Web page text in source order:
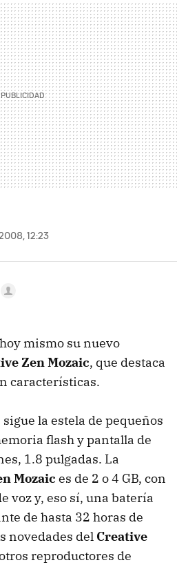
12:23
mismo su nuevo
Zen Mozaic, que destaca
características.
la estela de pequeños
flash y pantalla de
1.8 pulgadas. La
Mozaic es de 2 o 4 GB, con
voz y, eso sí, una batería
de hasta 32 horas de
novedades del Creative
reproductores de